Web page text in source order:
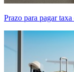
Prazo para pagar